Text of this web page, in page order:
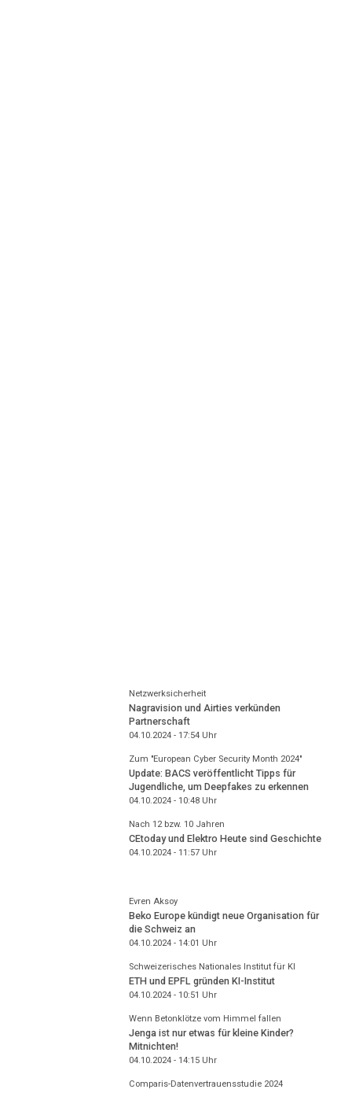
Netzwerksicherheit
Nagravision und Airties verkünden
Partnerschaft
04.10.2024 - 17:54Uhr
Zum "European Cyber Security Month 2024"
Update: BACS veröffentlicht Tipps für
Jugendliche, um Deepfakes zu erkennen
04.10.2024 - 10:48Uhr
Nach 12 bzw. 10 Jahren
CEtoday und Elektro Heute sind Geschichte
04.10.2024 - 11:57Uhr
Evren Aksoy
Beko Europe kündigt neue Organisation für
die Schweiz an
04.10.2024 - 14:01 Uhr
Schweizerisches Nationales Institut für KI
ETH und EPFL gründen KI-Institut
04.10.2024 - 10:51 Uhr
Wenn Betonklötze vom Himmel fallen
Jenga ist nur etwas für kleine Kinder?
Mitnichten!
04.10.2024 - 14:15Uhr
Comparis-Datenvertrauensstudie 2024